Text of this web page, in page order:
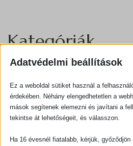
Kategóriák
Alapanyag választás
Blog
Egyéb
fűszerek
Adatvédelmi beállítások
Ez a weboldal sütiket használ a
érdekében. Néhány elengedhetetlen a
mások segítenek elemezni és javítani a
tekintse át lehetőségeit, és válasszon.
Ha 16 évesnél fiatalabb, kérjük,